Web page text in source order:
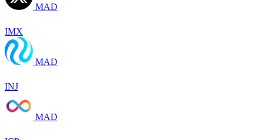
MAD
IMX
MAD
INJ
MAD